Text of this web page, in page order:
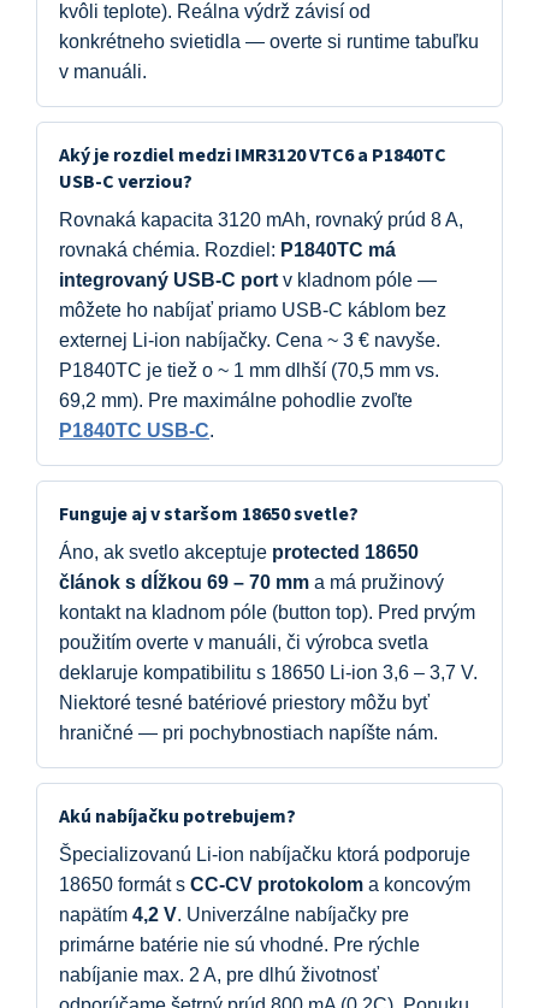
kvôli teplote). Reálna výdrž závisí od
konkrétneho svietidla — overte si runtime tabuľku
v manuáli.
Aký je rozdiel medzi IMR3120 VTC6 a P1840TC
USB-C verziou?
Rovnaká kapacita 3120 mAh, rovnaký prúd 8 A,
rovnaká chémia. Rozdiel: P1840TC má
integrovaný USB-C port v kladnom póle —
môžete ho nabíjať priamo USB-C káblom bez
externej Li-ion nabíjačky. Cena ~ 3 € navyše.
P1840TC je tiež o ~ 1 mm dlhší (70,5 mm vs.
69,2 mm). Pre maximálne pohodlie zvoľte
P1840TC USB-C.
Funguje aj v staršom 18650 svetle?
Áno, ak svetlo akceptuje protected 18650
článok s dĺžkou 69 – 70 mm a má pružinový
kontakt na kladnom póle (button top). Pred prvým
použitím overte v manuáli, či výrobca svetla
deklaruje kompatibilitu s 18650 Li-ion 3,6 – 3,7 V.
Niektoré tesné batériové priestory môžu byť
hraničné — pri pochybnostiach napíšte nám.
Akú nabíjačku potrebujem?
Špecializovanú Li-ion nabíjačku ktorá podporuje
18650 formát s CC-CV protokolom a koncovým
napätím 4,2 V. Univerzálne nabíjačky pre
primárne batérie nie sú vhodné. Pre rýchle
nabíjanie max. 2 A, pre dlhú životnosť